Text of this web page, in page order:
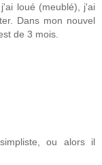
loué (meublé), j'ai
Dans mon nouvel
de 3 mois.
ou alors il